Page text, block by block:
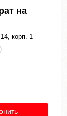
на
корп. 1